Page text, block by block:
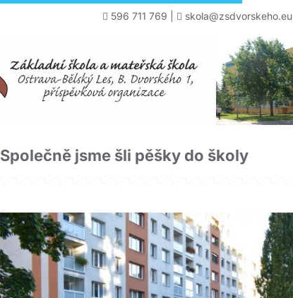
596 711 769 skola@zsdvorskeho.eu
Společně jsme šli pěšky do školy